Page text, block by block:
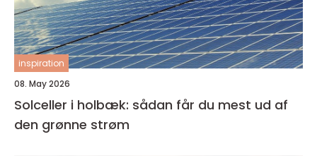
inspiration
08. May 2026
Solceller i holbæk: sådan får du mest ud af
den grønne strøm